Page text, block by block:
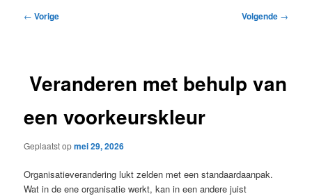
Bericht
← Vorige Volgende →
Veranderen met behulp van
een voorkeurskleur
Geplaatst opmei 29, 2026
Organisatieverandering lukt zelden met een standaardaanpak.
Wat in de ene organisatie werkt, kan in een andere juist